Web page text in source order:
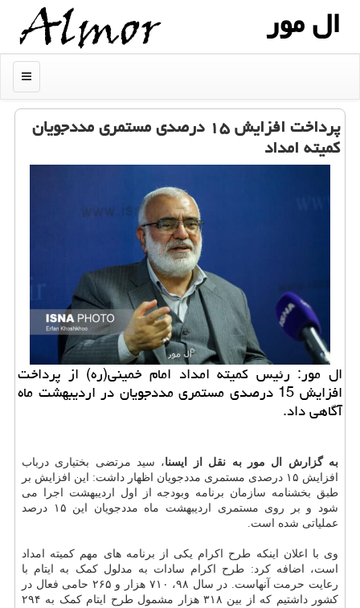
ال مور
منو
پرداخت افزایش ۱۵ درصدی مستمری مددجویان
كمیته امداد
ال مور: رئیس كمیته امداد امام خمینی(ره) از پرداخت
افزایش 15 درصدی مستمری مددجویان در اردیبهشت ماه
آگاهی داد.
به گزارش ال مور به نقل از ایسنا، سید مرتضی بختیاری درباب
افزایش ۱۵ درصدی مستمری مددجویان اظهار داشت: این افزایش بر
طبق بخشنامه سازمان برنامه وبودجه از اول اردیبهشت اجرا می
شود و بر روی مستمری اردیبهشت ماه مددجویان این ۱۵ درصد
عملیاتی شده است.
وی با اعلان اینکه طرح اکرام یکی از برنامه های مهم کمیته امداد
است، اضافه کرد: طرح اکرام سادات به مدلول کمک به ایتام با
رعایت حرمت آنهاست. در سال ۹۸، ۷۱۰ هزار و ۲۶۵ حامی فعال در
کشور داشتیم که از بین ۳۱۸ هزار مشمول طرح ایتام کمک به ۲۹۴